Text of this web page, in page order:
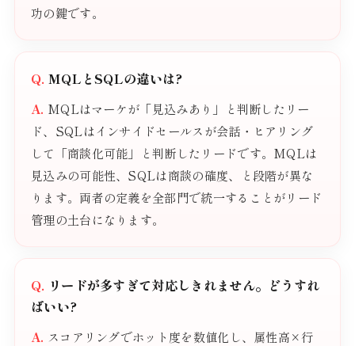
功の鍵です。
MQLとSQLの違いは?
MQLはマーケが「見込みあり」と判断したリー
ド、SQLはインサイドセールスが会話・ヒアリング
して「商談化可能」と判断したリードです。MQLは
見込みの可能性、SQLは商談の確度、と段階が異な
ります。両者の定義を全部門で統一することがリード
管理の土台になります。
リードが多すぎて対応しきれません。どうすれ
ばいい?
スコアリングでホット度を数値化し、属性高×行